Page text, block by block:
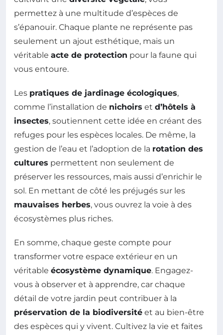
permettez à une multitude d’espèces de
s’épanouir. Chaque plante ne représente pas
seulement un ajout esthétique, mais un
véritable acte de protection pour la faune qui
vous entoure.
Les pratiques de jardinage écologiques,
comme l’installation de nichoirs et d’hôtels à
insectes, soutiennent cette idée en créant des
refuges pour les espèces locales. De même, la
gestion de l’eau et l’adoption de la rotation des
cultures permettent non seulement de
préserver les ressources, mais aussi d’enrichir le
sol. En mettant de côté les préjugés sur les
mauvaises herbes, vous ouvrez la voie à des
écosystèmes plus riches.
En somme, chaque geste compte pour
transformer votre espace extérieur en un
véritable écosystème dynamique. Engagez-
vous à observer et à apprendre, car chaque
détail de votre jardin peut contribuer à la
préservation de la biodiversité et au bien-être
des espèces qui y vivent. Cultivez la vie et faites